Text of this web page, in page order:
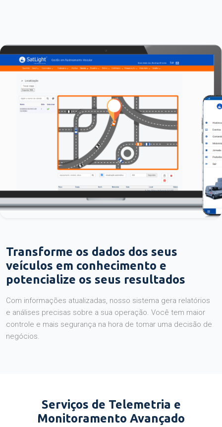
Transforme os dados dos seus
veículos em conhecimento e
potencialize os seus resultados
Com informações atualizadas, nosso sistema gera relatórios
e análises precisas sobre a sua operação. Você tem maior
controle e mais segurança na hora de tomar uma decisão de
negócios.
Serviços de Telemetria e
Monitoramento Avançado